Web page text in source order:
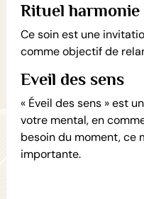
Rituel harmonie
Ce soin est une
comme objectif de
Eveil des sens
« Éveil des sens » est
votre mental, en
besoin du moment, ce
importante.